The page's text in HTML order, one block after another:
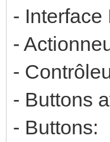
- Interface
-
-
- Buttons
- Buttons: